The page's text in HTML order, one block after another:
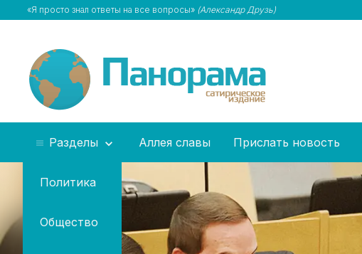
«Я просто знал ответы на все вопросы» (Александр Друзь)
Разделы
Политика
Общество
Аллея славы Прислать новость